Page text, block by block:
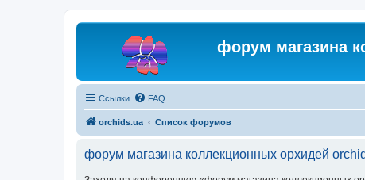
форум магазина
Ссылки FAQ
orchids.ua Список форумов
форум магазина коллекционных орхидей